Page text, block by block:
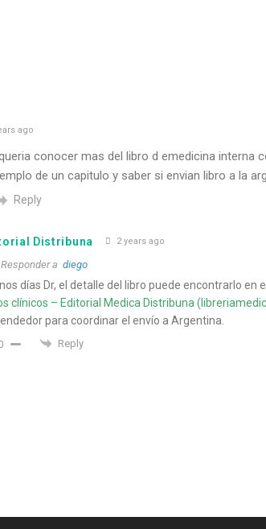
ago
conocer mas del libro d emedicina
de un capitulo y saber si envian libro a la
Reply
Distribuna 2 years ago
Responder a diego
días Dr, el detalle del libro puede encontrarlo en
clínicos – Editorial Medica Distribuna
para coordinar el envío a Argentina.
Reply